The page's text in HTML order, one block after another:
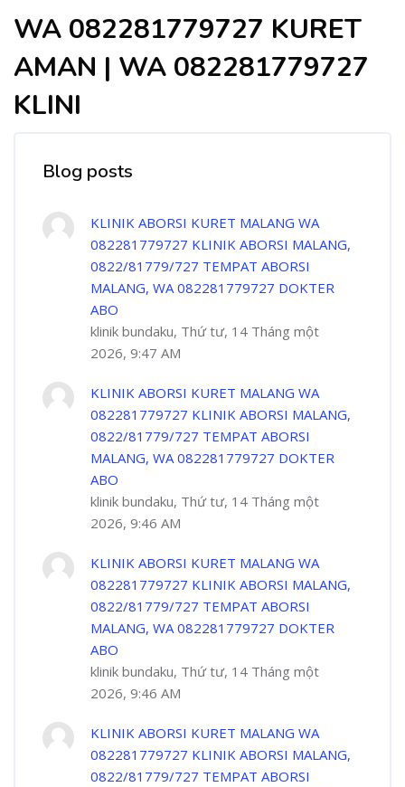
WA 082281779727 KURET
AMAN | WA 082281779727
KLINI
Blog posts
KLINIK ABORSI KURET MALANG WA
082281779727 KLINIK ABORSI MALANG,
0822/81779/727 TEMPAT ABORSI
MALANG, WA 082281779727 DOKTER
ABO
klinik bundaku, Thứ tư, 14 Tháng một
2026, 9:47 AM
KLINIK ABORSI KURET MALANG WA
082281779727 KLINIK ABORSI MALANG,
0822/81779/727 TEMPAT ABORSI
MALANG, WA 082281779727 DOKTER
ABO
klinik bundaku, Thứ tư, 14 Tháng một
2026, 9:46 AM
KLINIK ABORSI KURET MALANG WA
082281779727 KLINIK ABORSI MALANG,
0822/81779/727 TEMPAT ABORSI
MALANG, WA 082281779727 DOKTER
ABO
klinik bundaku, Thứ tư, 14 Tháng một
2026, 9:46 AM
KLINIK ABORSI KURET MALANG WA
082281779727 KLINIK ABORSI MALANG,
0822/81779/727 TEMPAT ABORSI